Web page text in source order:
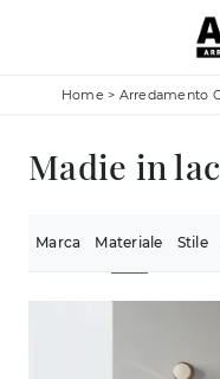
Home > Arredamento
Madie in
Marca Materiale Stile